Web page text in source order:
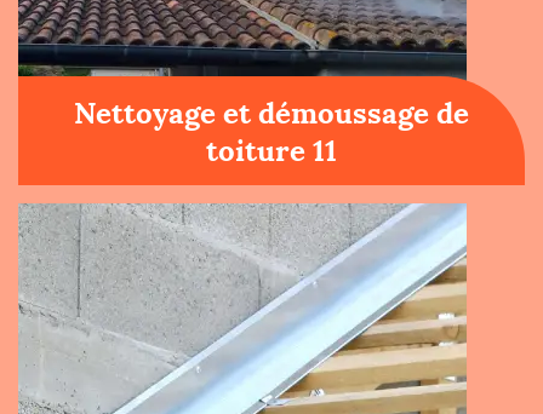
Nettoyage et démoussage de
toiture 11